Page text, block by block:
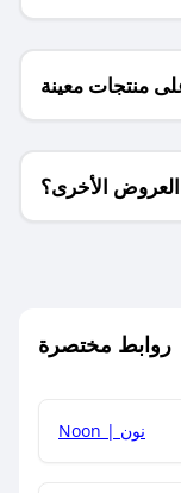
منتجات معينة
فقط؟
الأخرى؟
روابط مختصرة
Noon | نون